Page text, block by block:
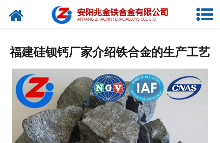
网站首页
产品中心
厂容厂貌
视频中心
福建硅钡钙厂家介绍铁合金的生产工艺